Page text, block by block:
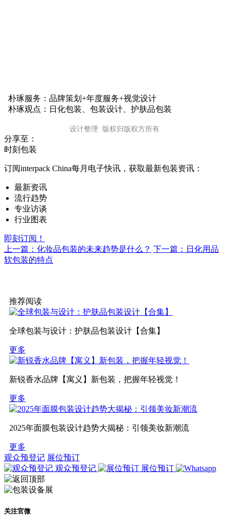
朴琢服务：品牌策划+年度服务+视觉设计
朴琢观点：日化包装、包装设计、护肤品包装
设计整理 版权归版权方所有
分享至：
时刻包装
订阅interpack China每月电子快讯，获取最新包装资讯：
最新资讯
流行趋势
专业访谈
行业图表
即刻订阅！
上一篇：化妆品包装的未来趋势是什么？ 下一篇：日化用品
软包装的特点
推荐阅读
全球包装与设计：护肤品包装设计【合集】
更多
新锐香水品牌【寓义】新包装，把握年轻视觉！
更多
2025年面膜包装设计趋势大揭秘：引领美妆新潮流
更多
观众预登记 展位预订
观众预登记
展位预订
关注官微